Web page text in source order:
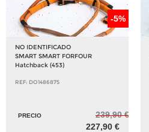
-5%
NO IDENTIFICADO
SMART SMART FORFOUR
Hatchback (453)
REF: DO1486875
PRECIO
239,90 €
227,90 €